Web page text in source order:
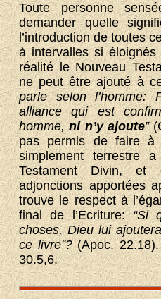
Toute personne
demander quelle
l’introduction de toutes
à intervalles si
réalité le Nouveau
ne peut être ajouté à
parle selon l’homme:
alliance qui est
homme,ni n’y ajoute”
pas permis de faire à
simplement terrestre
Testament Divin,
adjonctions apportées
trouve le respect à
final de l’Ecriture:“Si
choses, Dieu lui
ce livre”?(Apoc. 22.18).
30.5,6.